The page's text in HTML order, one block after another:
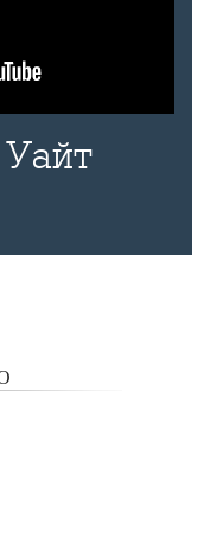
Уайт